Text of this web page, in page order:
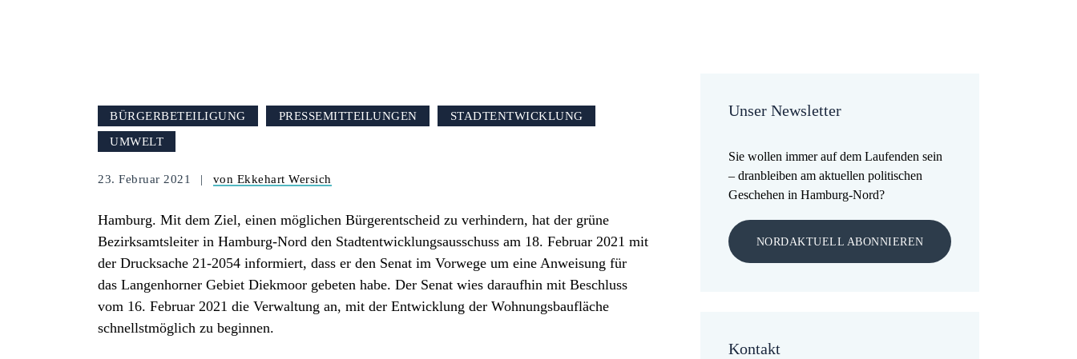
BÜRGERBETEILIGUNG PRESSEMITTEILUNGEN
STADTENTWICKLUNG
UMWELT
23. Februar 2021 von Ekkehart Wersich
Hamburg. Mit dem Ziel, einen möglichen Bürgerentscheid zu verhindern, hat der grüne
Bezirksamtsleiter in Hamburg-Nord den Stadtentwicklungsausschuss am 18. Februar 2021 mit
der Drucksache 21-2054 informiert, dass er den Senat im Vorwege um eine Anweisung für
das Langenhorner Gebiet Diekmoor gebeten habe. Der Senat wies daraufhin mit Beschluss
vom 16. Februar 2021 die Verwaltung an, mit der Entwicklung der Wohnungsbaufläche
schnellstmöglich zu beginnen.
Unser Newsletter
Sie wollen immer auf dem Laufenden sein
– dranbleiben am aktuellen politischen
Geschehen in Hamburg-Nord?
NORDAKTUELL ABONNIEREN
Kontakt